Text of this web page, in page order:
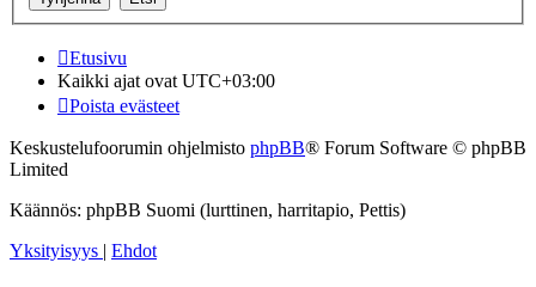
Etusivu
Kaikki ajat ovat UTC+03:00
Poista evästeet
Keskustelufoorumin ohjelmisto phpBB® Forum Software © phpBB
Limited
Käännös: phpBB Suomi (lurttinen, harritapio, Pettis)
Yksityisyys | Ehdot